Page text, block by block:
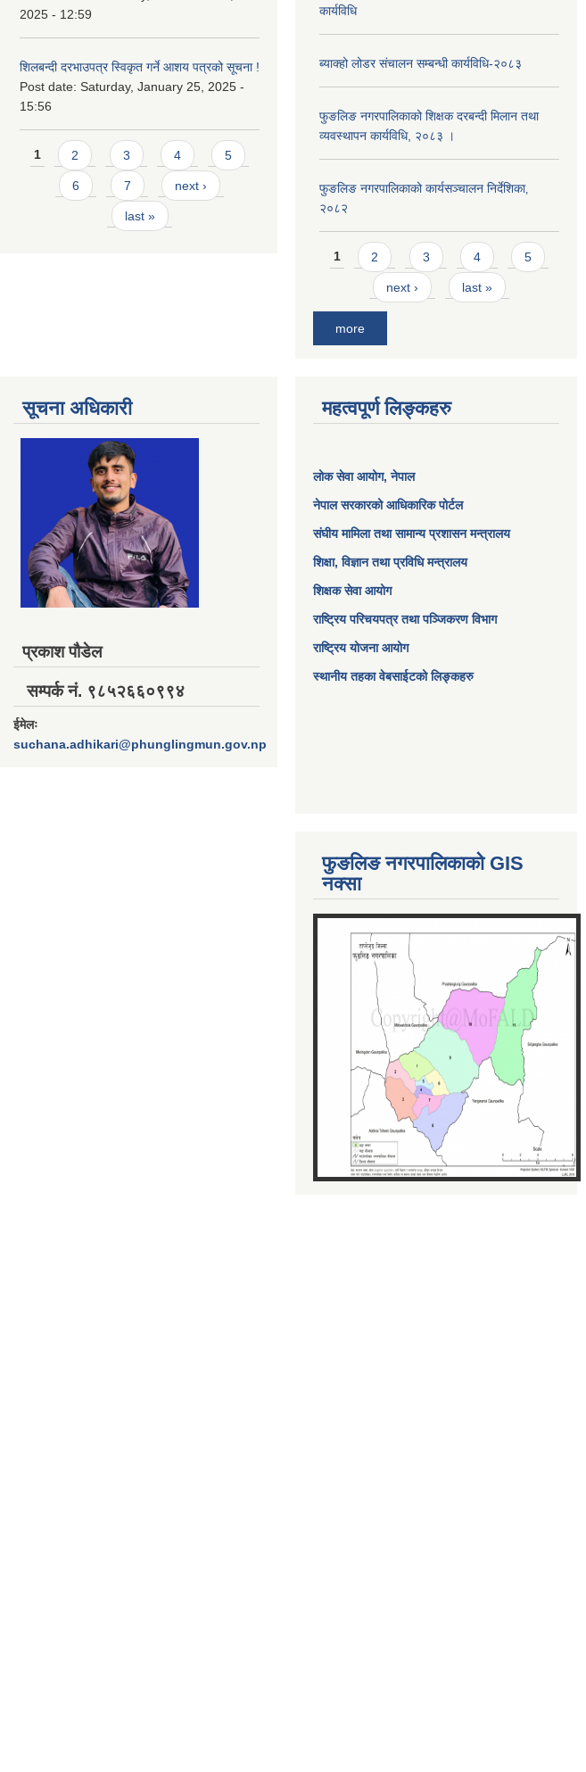
2025 - 12:59
शिलबन्दी दरभाउपत्र स्विकृत गर्ने आशय पत्रको सूचना !
Post date: Saturday, January 25, 2025 -
15:56
Pages
1 2 3 4 5
6 7 next ›
last »
कार्यविधि
ब्याक्हो लोडर संचालन सम्बन्धी कार्यविधि-२०८३
फुङलिङ नगरपालिकाको शिक्षक दरबन्दी मिलान तथा
व्यवस्थापन कार्यविधि, २०८३ ।
फुङलिङ नगरपालिकाको कार्यसञ्चालन निर्देशिका‚
२०८२
Pages
1 2 3 4 5
next › last »
more
सूचना अधिकारी
प्रकाश पौडेल
सम्पर्क नं. ९८५२६६०९९४
ईमेलः
suchana.adhikari@phunglingmun.gov.np
महत्वपूर्ण लिङ्कहरु
लोक सेवा आयोग, नेपाल
नेपाल सरकारको आधिकारिक पोर्टल
संघीय मामिला तथा सामान्य प्रशासन मन्त्रालय
शिक्षा, विज्ञान तथा प्रविधि मन्त्रालय
शिक्षक सेवा आयोग
राष्ट्रिय परिचयपत्र तथा पञ्जिकरण विभाग
राष्ट्रिय योजना आयोग
स्थानीय तहका वेबसाईटको लिङ्कहरु
फुङलिङ नगरपालिकाको GIS
नक्सा